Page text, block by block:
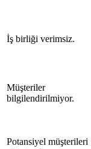
İş birliği verimsiz.
Müşteriler
bilgilendirilmiyor.
Potansiyel müşterileri